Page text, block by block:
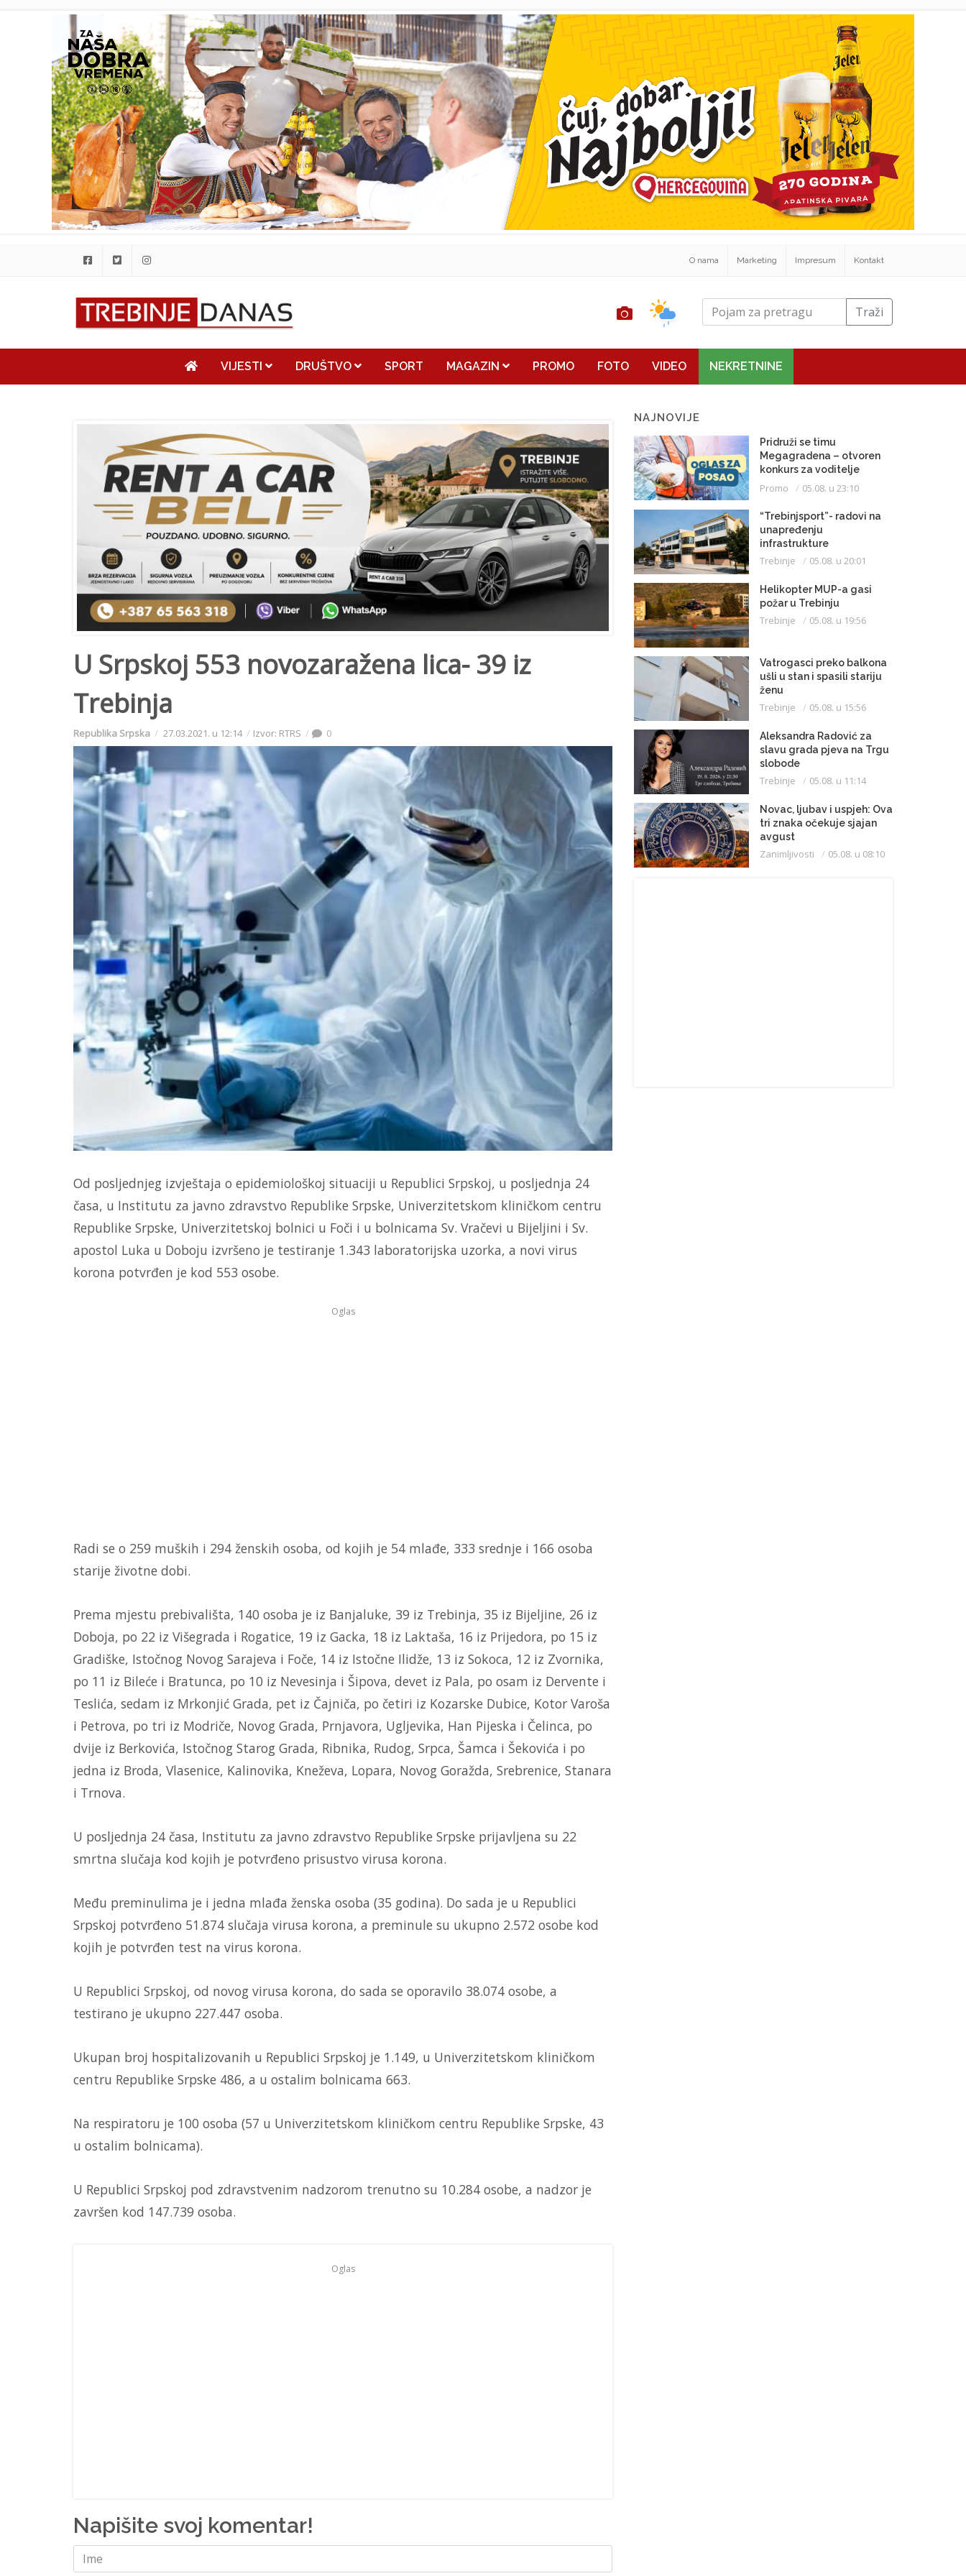
O nama Marketing Impresum Kontakt
Traži
VIJESTI DRUŠTVO SPORT MAGAZIN PROMO FOTO VIDEO NEKRETNINE
U Srpskoj 553 novozaražena lica- 39 iz
Trebinja
Republika Srpska 27.03.2021. u 12:14 Izvor: RTRS 0
Od posljednjeg izvještaja o epidemiološkoj situaciji u Republici Srpskoj, u posljednja 24
časa, u Institutu za javno zdravstvo Republike Srpske, Univerzitetskom kliničkom centru
Republike Srpske, Univerzitetskoj bolnici u Foči i u bolnicama Sv. Vračevi u Bijeljini i Sv.
apostol Luka u Doboju izvršeno je testiranje 1.343 laboratorijska uzorka, a novi virus
korona potvrđen je kod 553 osobe.
Oglas
Radi se o 259 muških i 294 ženskih osoba, od kojih je 54 mlađe, 333 srednje i 166 osoba
starije životne dobi.
Prema mjestu prebivališta, 140 osoba je iz Banjaluke, 39 iz Trebinja, 35 iz Bijeljine, 26 iz
Doboja, po 22 iz Višegrada i Rogatice, 19 iz Gacka, 18 iz Laktaša, 16 iz Prijedora, po 15 iz
Gradiške, Istočnog Novog Sarajeva i Foče, 14 iz Istočne Ilidže, 13 iz Sokoca, 12 iz Zvornika,
po 11 iz Bileće i Bratunca, po 10 iz Nevesinja i Šipova, devet iz Pala, po osam iz Dervente i
Teslića, sedam iz Mrkonjić Grada, pet iz Čajniča, po četiri iz Kozarske Dubice, Kotor Varoša
i Petrova, po tri iz Modriče, Novog Grada, Prnjavora, Ugljevika, Han Pijeska i Čelinca, po
dvije iz Berkovića, Istočnog Starog Grada, Ribnika, Rudog, Srpca, Šamca i Šekovića i po
jedna iz Broda, Vlasenice, Kalinovika, Kneževa, Lopara, Novog Goražda, Srebrenice, Stanara
i Trnova.
U posljednja 24 časa, Institutu za javno zdravstvo Republike Srpske prijavljena su 22
smrtna slučaja kod kojih je potvrđeno prisustvo virusa korona.
Među preminulima je i jedna mlađa ženska osoba (35 godina). Do sada je u Republici
Srpskoj potvrđeno 51.874 slučaja virusa korona, a preminule su ukupno 2.572 osobe kod
kojih je potvrđen test na virus korona.
U Republici Srpskoj, od novog virusa korona, do sada se oporavilo 38.074 osobe, a
testirano je ukupno 227.447 osoba.
Ukupan broj hospitalizovanih u Republici Srpskoj je 1.149, u Univerzitetskom kliničkom
centru Republike Srpske 486, a u ostalim bolnicama 663.
Na respiratoru je 100 osoba (57 u Univerzitetskom kliničkom centru Republike Srpske, 43
u ostalim bolnicama).
U Republici Srpskoj pod zdravstvenim nadzorom trenutno su 10.284 osobe, a nadzor je
završen kod 147.739 osoba.
Oglas
Napišite svoj komentar!
NAJNOVIJE
Pridruži se timu
Megagradena – otvoren
konkurs za voditelje
gradilišta
Promo 05.08. u 23:10
“Trebinjsport”- radovi na
unapređenju
infrastrukture
Trebinje 05.08. u 20:01
Helikopter MUP-a gasi
požar u Trebinju
Trebinje 05.08. u 19:56
Vatrogasci preko balkona
ušli u stan i spasili stariju
ženu
Trebinje 05.08. u 15:56
Aleksandra Radović za
slavu grada pjeva na Trgu
slobode
Trebinje 05.08. u 11:14
Novac, ljubav i uspjeh: Ova
tri znaka očekuje sjajan
avgust
Zanimljivosti 05.08. u 08:10